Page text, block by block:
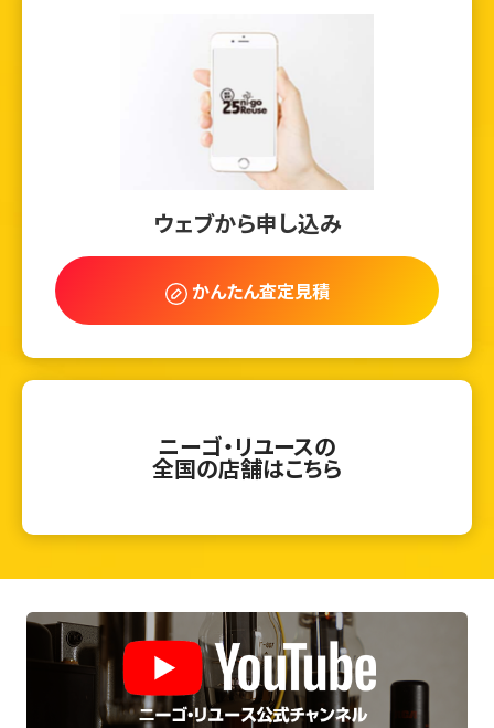
ウェブから申し込み
かんたん査定見積
ニーゴ・リユースの
全国の店舗はこちら